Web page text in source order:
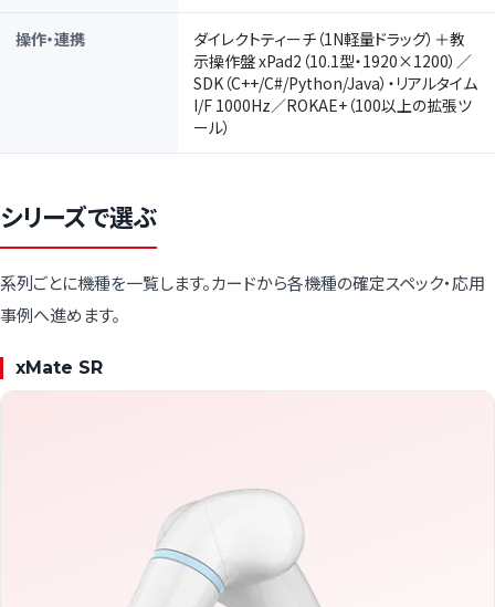
操作・連携
ダイレクトティーチ（1N軽量ドラッグ）＋教
示操作盤 xPad2（10.1型・1920×1200）／
SDK（C++/C#/Python/Java）・リアルタイム
I/F 1000Hz／ROKAE+（100以上の拡張ツ
ール）
シリーズで選ぶ
系列ごとに機種を一覧します。カードから各機種の確定スペック・応用
事例へ進めます。
xMate SR